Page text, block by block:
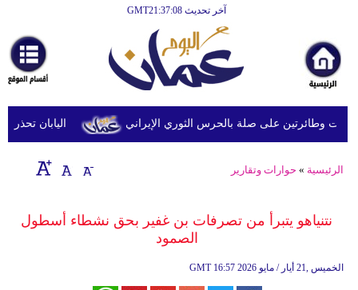
آخر تحديث GMT21:37:08
أخبارعاجلة
رياضة
ثقافة
إقتصاد
وموسيقى
اليابان تحذر من على صلة بالحرس الثوري الإيراني
الرئيسية » حوارات وتقارير
نتنياهو يتبرأ من تصرفات بن غفير بحق نشطاء أسطول
الصمود
GMT 16:57 2026 الخميس ,21 أيار / مايو